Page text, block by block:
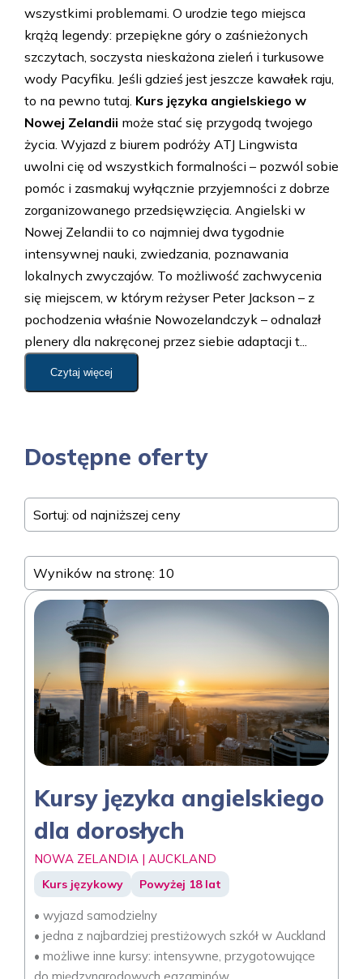
wszystkimi problemami. O urodzie tego miejsca
krążą legendy: przepiękne góry o zaśnieżonych
szczytach, soczysta nieskażona zieleń i turkusowe
wody Pacyfiku. Jeśli gdzieś jest jeszcze kawałek raju,
to na pewno tutaj. Kurs języka angielskiego w
Nowej Zelandii może stać się przygodą twojego
życia. Wyjazd z biurem podróży ATJ Lingwista
uwolni cię od wszystkich formalności – pozwól sobie
pomóc i zasmakuj wyłącznie przyjemności z dobrze
zorganizowanego przedsięwzięcia. Angielski w
Nowej Zelandii to co najmniej dwa tygodnie
intensywnej nauki, zwiedzania, poznawania
lokalnych zwyczajów. To możliwość zachwycenia
się miejscem, w którym reżyser Peter Jackson – z
pochodzenia właśnie Nowozelandczyk – odnalazł
plenery dla nakręconej przez siebie adaptacji t...
Czytaj więcej
Dostępne oferty
Sortuj: od najniższej ceny
Wyników na stronę: 10
Kursy języka angielskiego
dla dorosłych
NOWA ZELANDIA | AUCKLAND
Kurs językowy Powyżej 18 lat
• wyjazd samodzielny
• jedna z najbardziej prestiżowych szkół w Auckland
• możliwe inne kursy: intensywne, przygotowujące
do międzynarodowych egzaminów